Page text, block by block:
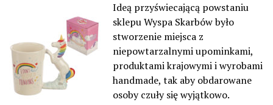
Ideą przyświecającą powstaniu
sklepu Wyspa Skarbów było
stworzenie miejsca z
niepowtarzalnymi upominkami,
produktami krajowymi i wyrobami
handmade, tak aby obdarowane
osoby czuły się wyjątkowo.